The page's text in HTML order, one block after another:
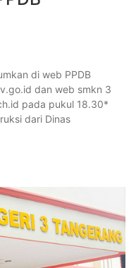
di web PPDB
dan web smkn 3
pada pukul 18.30*
dari Dinas